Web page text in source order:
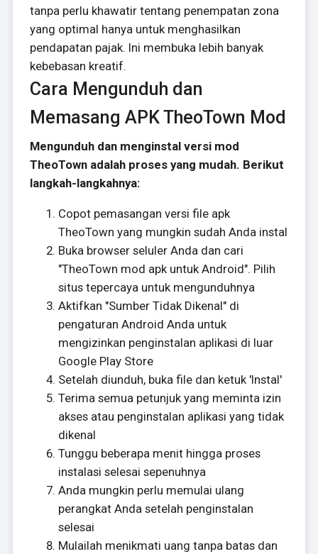
tanpa perlu khawatir tentang penempatan zona
yang optimal hanya untuk menghasilkan
pendapatan pajak. Ini membuka lebih banyak
kebebasan kreatif.
Cara Mengunduh dan
Memasang APK TheoTown Mod
Mengunduh dan menginstal versi mod
TheoTown adalah proses yang mudah. Berikut
langkah-langkahnya:
Copot pemasangan versi file apk
TheoTown yang mungkin sudah Anda instal
Buka browser seluler Anda dan cari
"TheoTown mod apk untuk Android". Pilih
situs tepercaya untuk mengunduhnya
Aktifkan "Sumber Tidak Dikenal" di
pengaturan Android Anda untuk
mengizinkan penginstalan aplikasi di luar
Google Play Store
Setelah diunduh, buka file dan ketuk 'Instal'
Terima semua petunjuk yang meminta izin
akses atau penginstalan aplikasi yang tidak
dikenal
Tunggu beberapa menit hingga proses
instalasi selesai sepenuhnya
Anda mungkin perlu memulai ulang
perangkat Anda setelah penginstalan
selesai
Mulailah menikmati uang tanpa batas dan